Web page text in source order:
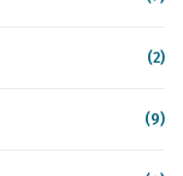
(2)
(9)